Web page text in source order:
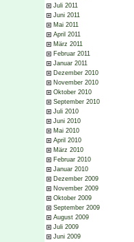
Juli 2011
Juni 2011
Mai 2011
April 2011
März 2011
Februar 2011
Januar 2011
Dezember 2010
November 2010
Oktober 2010
September 2010
Juli 2010
Juni 2010
Mai 2010
April 2010
März 2010
Februar 2010
Januar 2010
Dezember 2009
November 2009
Oktober 2009
September 2009
August 2009
Juli 2009
Juni 2009